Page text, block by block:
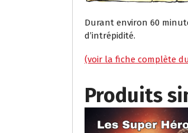
Durant environ 60
d’intrépidité.
(voir la fiche complète
Produits